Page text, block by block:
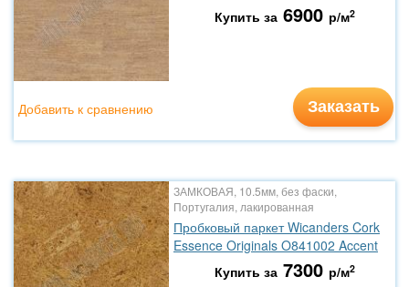
Купить за 6900 р/м2
Заказать
Добавить к сравнению
ЗАМКОВАЯ, 10.5мм, без фаски,
Португалия, лакированная
Пробковый паркет Wicanders Cork
Essence Originals O841002 Accent
Купить за 7300 р/м2